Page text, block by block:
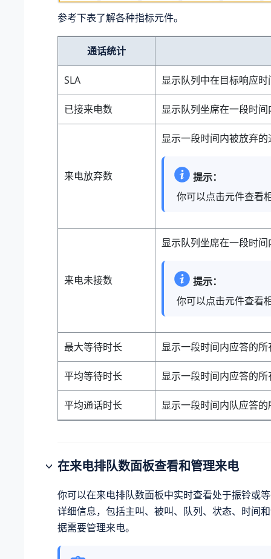
参考下表了解各种指标元件。
通话统计
SLA 显示队列中在目标响应
已接来电数 显示队列坐席在一段时
来电放弃数
显示一段时间内被放弃
提示：
你可以点击元件查看
来电未接数
显示队列坐席在一段时
提示：
你可以点击元件查看
最大等待时长 显示一段时间内应答的
平均等待时长 显示一段时间内应答的
平均通话时长 显示一段时间内队应答
在来电排队数面板查看和管理来电
你可以在来电排队数面板中实时查看处于振铃或
详细信息，包括主叫、被叫、队列、状态、时间
据需要管理来电。